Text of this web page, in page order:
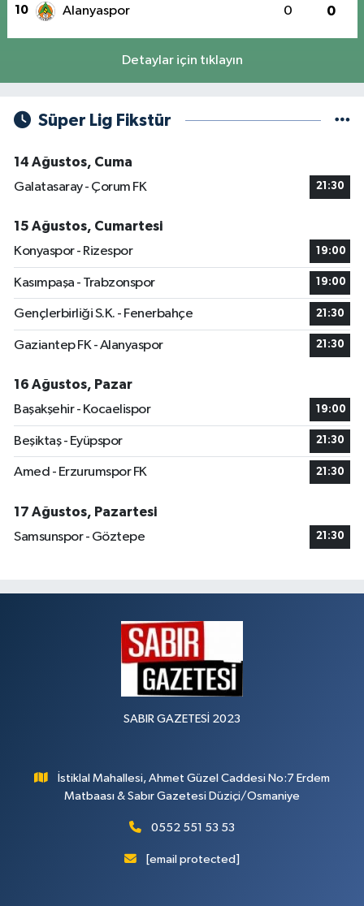
10 Alanyaspor 0 0
Detaylar için tıklayın
Süper Lig Fikstür
14 Ağustos, Cuma
Galatasaray - Çorum FK
21:30
15 Ağustos, Cumartesi
Konyaspor - Rizespor
19:00
Kasımpaşa - Trabzonspor 19:00
Gençlerbirliği S.K. - Fenerbahçe 21:30
Gaziantep FK - Alanyaspor 21:30
16 Ağustos, Pazar
Başakşehir - Kocaelispor
19:00
Beşiktaş - Eyüpspor 21:30
Amed - Erzurumspor FK 21:30
17 Ağustos, Pazartesi
Samsunspor - Göztepe
21:30
SABIR GAZETESİ 2023
İstiklal Mahallesi, Ahmet Güzel Caddesi No:7 Erdem
Matbaası & Sabır Gazetesi Düziçi/Osmaniye
0552 551 53 53
[email protected]